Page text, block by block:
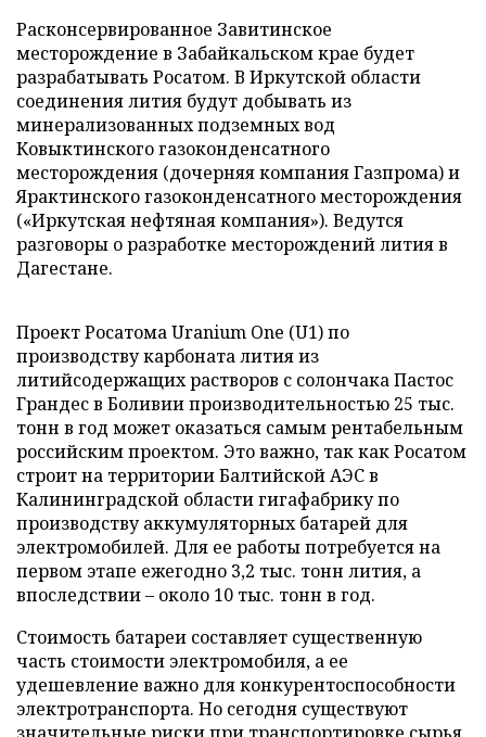
Расконсервированное Завитинское
месторождение в Забайкальском крае будет
разрабатывать Росатом. В Иркутской области
соединения лития будут добывать из
минерализованных подземных вод
Ковыктинского газоконденсатного
месторождения (дочерняя компания Газпрома) и
Ярактинского газоконденсатного месторождения
(«Иркутская нефтяная компания»). Ведутся
разговоры о разработке месторождений лития в
Дагестане.
Проект Росатома Uranium One (U1) по
производству карбоната лития из
литийсодержащих растворов с солончака Пастос
Грандес в Боливии производительностью 25 тыс.
тонн в год может оказаться самым рентабельным
российским проектом. Это важно, так как Росатом
строит на территории Балтийской АЭС в
Калининградской области гигафабрику по
производству аккумуляторных батарей для
электромобилей. Для ее работы потребуется на
первом этапе ежегодно 3,2 тыс. тонн лития, а
впоследствии – около 10 тыс. тонн в год.
Стоимость батареи составляет существенную
часть стоимости электромобиля, а ее
удешевление важно для конкурентоспособности
электротранспорта. Но сегодня существуют